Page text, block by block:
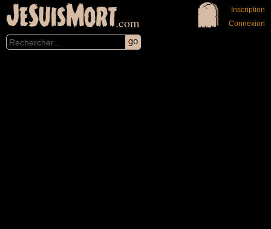
JeSuisMort.com
Inscription
Connexion